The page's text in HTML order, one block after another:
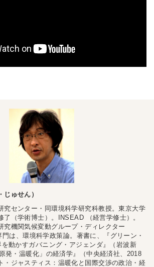
ゅせん）
究センター・同環境科学研究科教授。東京大学
了（学術博士）。INSEAD （経営学修士）。
究機関気候変動グループ・ディレクター
門は、環境科学政策論。著書に、『グリーン・
動かすガバニング・アジェンダ』（岩波新
発・温暖化」の経済学』（中央経済社、2018
・ジャスティス：温暖化と国際交渉の政治・経